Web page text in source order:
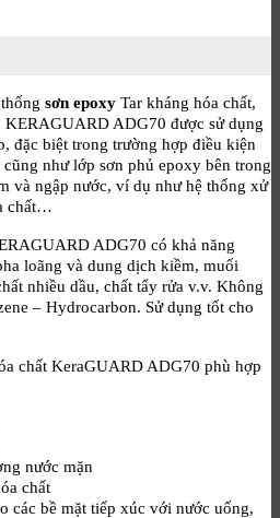
giá
nhanh
Long
An
sơn epoxy Tar kháng hóa chất,
ADG70 được sử dụng
đặc biệt trong trường hợp điều kiện
như lớp sơn phủ epoxy bên trong
và ngập nước, ví dụ như hệ thống xử
chất…
ADG70 có khả năng
loãng và dung dịch kiềm, muối
nhiều dầu, chất tẩy rửa v.v. Không
– Hydrocarbon. Sử dụng tốt cho
chất KeraGUARD ADG70 phù hợp
nước mặn
chất
các bề mặt tiếp xúc với nước uống,